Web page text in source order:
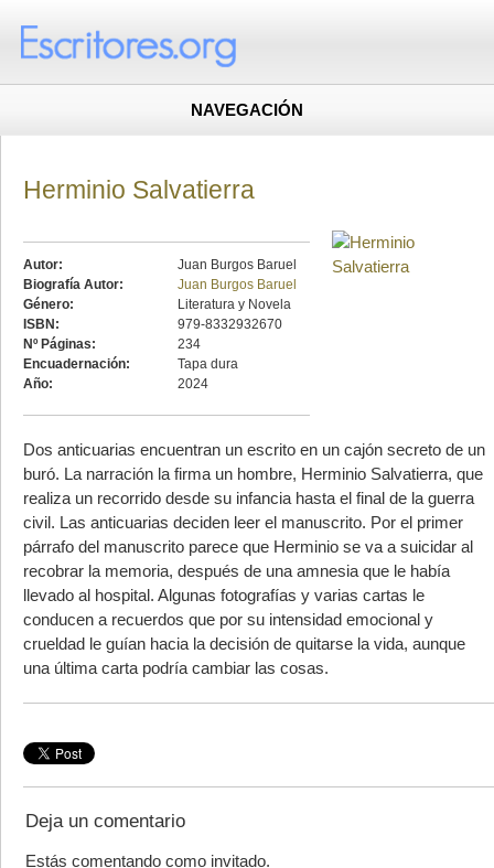
NAVEGACIÓN
Herminio Salvatierra
Autor:
Juan Burgos Baruel
Biografía Autor:
Juan Burgos Baruel
Género:
Literatura y Novela
ISBN:
979-8332932670
Nº Páginas:
234
Encuadernación:
Tapa dura
Año:
2024
Dos anticuarias encuentran un escrito en un cajón secreto de un
buró. La narración la firma un hombre, Herminio Salvatierra, que
realiza un recorrido desde su infancia hasta el final de la guerra
civil. Las anticuarias deciden leer el manuscrito. Por el primer
párrafo del manuscrito parece que Herminio se va a suicidar al
recobrar la memoria, después de una amnesia que le había
llevado al hospital. Algunas fotografías y varias cartas le
conducen a recuerdos que por su intensidad emocional y
crueldad le guían hacia la decisión de quitarse la vida, aunque
una última carta podría cambiar las cosas.
Deja un comentario
Estás comentando como invitado.